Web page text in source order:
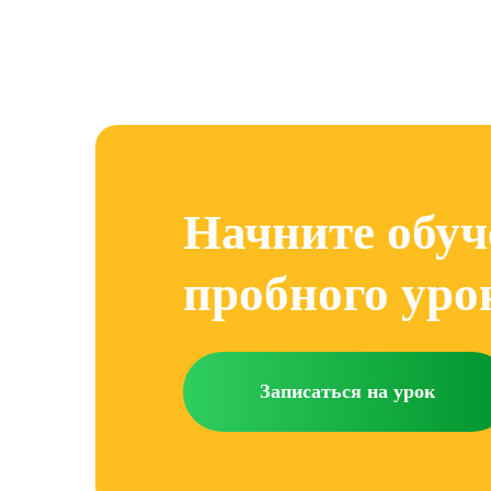
Начните
пробного
Записаться на урок